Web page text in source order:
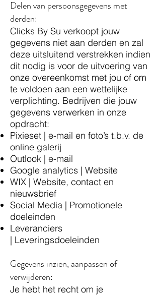
Delen van persoonsgegevens met
derden:
Clicks By Su verkoopt jouw
gegevens niet aan derden en zal
deze uitsluitend verstrekken indien
dit nodig is voor de uitvoering van
onze overeenkomst met jou of om
te voldoen aan een wettelijke
verplichting. Bedrijven die jouw
gegevens verwerken in onze
opdracht:​​
Pixieset | e-mail en foto’s t.b.v. de
online galerij
Outlook | e-mail
Google analytics | Website
WIX | Website, contact en
nieuwsbrief
Social Media | Promotionele
doeleinden
Leveranciers
| Leveringsdoeleinden
Gegevens inzien, aanpassen of
verwijderen:
​Je hebt het recht om je